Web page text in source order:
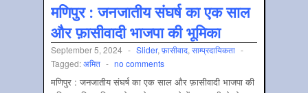
मणिपुर : जनजातीय संघर्ष का एक साल
और फ़ासीवादी भाजपा की भूमिका
September 5, 2024 - Slider, फ़ासीवाद, साम्‍प्रदायिकता -
Tagged:अमित - no comments
मणिपुर : जनजातीय संघर्ष का एक साल और फ़ासीवादी भाजपा की